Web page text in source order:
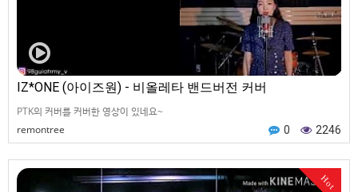
IZ*ONE (아이즈원) - 비올레타 밴드버전 커버
PTK의 커버를 커버한 영상이 있네요~
remontree
0 2246
Hot